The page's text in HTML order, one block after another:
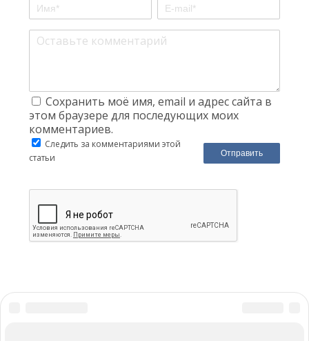
Сохранить моё имя, email и адрес сайта в
этом браузере для последующих моих
комментариев.
Следить за комментариями этой
статьи